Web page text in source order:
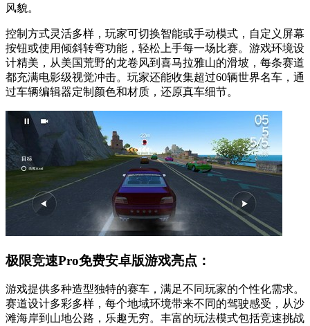
风貌。
控制方式灵活多样，玩家可切换智能或手动模式，自定义屏幕
按钮或使用倾斜转弯功能，轻松上手每一场比赛。游戏环境设
计精美，从美国荒野的龙卷风到喜马拉雅山的滑坡，每条赛道
都充满电影级视觉冲击。玩家还能收集超过60辆世界名车，通
过车辆编辑器定制颜色和材质，还原真车细节。
极限竞速Pro免费安卓版游戏亮点：
游戏提供多种造型独特的赛车，满足不同玩家的个性化需求。
赛道设计多彩多样，每个地域环境带来不同的驾驶感受，从沙
滩海岸到山地公路，乐趣无穷。丰富的玩法模式包括竞速挑战